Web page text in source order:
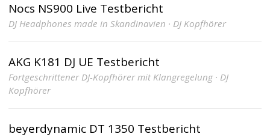
Nocs NS900 Live Testbericht
DJ Headphones made in Skandinavien · DJ Kopfhörer
AKG K181 DJ UE Testbericht
Fortgeschrittener DJ-Kopfhörer mit Klangregelung · DJ
Kopfhörer
beyerdynamic DT 1350 Testbericht